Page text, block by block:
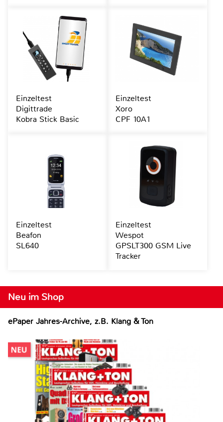
Neu im Shop
ePaper Jahres-Archive, z.B. Klang & Ton
Einzeltest
Digittrade
Kobra Stick Basic
Einzeltest
Xoro
CPF 10A1
Einzeltest
Beafon
SL640
Einzeltest
Wespot
GPSLT300 GSM Live
Tracker